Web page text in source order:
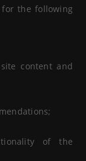
the following
content and
of the